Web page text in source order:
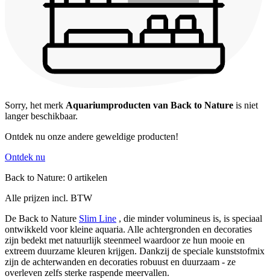
Sorry, het merk Aquariumproducten van Back to Nature is niet
langer beschikbaar.
Ontdek nu onze andere geweldige producten!
Ontdek nu
Back to Nature: 0 artikelen
Alle prijzen incl. BTW
De Back to Nature Slim Line , die minder volumineus is, is speciaal
ontwikkeld voor kleine aquaria. Alle achtergronden en decoraties
zijn bedekt met natuurlijk steenmeel waardoor ze hun mooie en
extreem duurzame kleuren krijgen. Dankzij de speciale kunststofmix
zijn de achterwanden en decoraties robuust en duurzaam - ze
overleven zelfs sterke raspende meervallen.